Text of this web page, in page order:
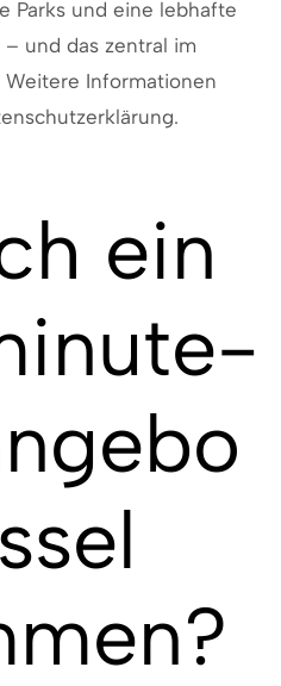
Parks und eine lebhafte
und das zentral im
Informationen
ein